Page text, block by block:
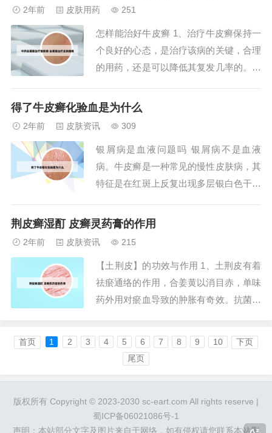
蝶呤片、阿维A胶囊进行抗增殖、免疫调
节的治疗。...
2年前 皮肤用药 251
怎样能治好牛皮癣 1、治疗牛皮癣保持一
个良好的心态，是治疗该病的关键，合理
的用药，还是可以降低其复发几率的。用
医治疗虽然快捷，但是容易复发。选用中
有规律，多加锻炼，饮食清淡有营养，不
必刻意忌口...
得了牛皮癣化验血是为什么
2年前 皮肤资讯 309
银屑病是血液问题吗 银屑病不是血液
病。牛皮癣是一种常见的慢性皮肤病，其
特征是在红斑上反复出现多层银白色干燥
称之为松皮癣。西医称为银屑病，俗称牛
好发于头皮、四肢伸侧及背部。男性多于
女性。银屑病...
荆皮癣湿酊 皮癣灵药膏的作用
2年前 皮肤资讯 215
【土荆皮】的功效与作用 1、土荆皮有着
祛瘀通络的作用，合姜黄以消目赤，单味
药外用对瘀血导致的肿胀有奇效。抗菌止
菌，玫瑰色癣菌，紫色癣菌，叠瓦癣菌，
许兰氏黄癣菌，絮状表皮癣菌，石膏样癣
菌有程度不同的抗菌作用。抗早孕 实验
显的抗早孕作...
首页 1 2 3 4 5 6 7 8 9 10
下页
尾页
版权所有 Copyright © 2023-2030 sc-eart.com All rights reserve |
蜀ICP备06021086号-1
声明：本站部分文字及图片来自于网络，如有侵权请您联系本站删